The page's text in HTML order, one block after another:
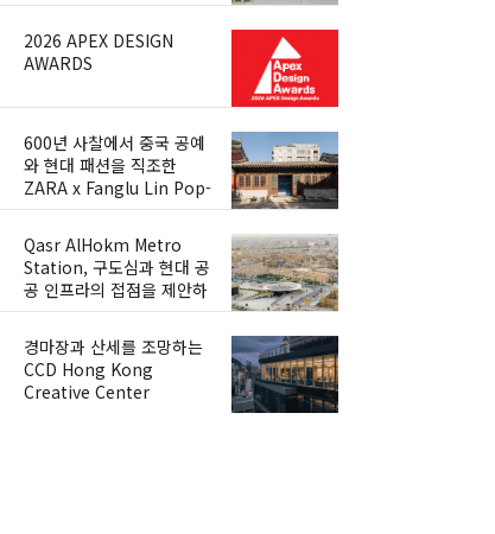
2026 APEX DESIGN
AWARDS
600년 사찰에서 중국 공예
와 현대 패션을 직조한
ZARA x Fanglu Lin Pop-
Up
Qasr AlHokm Metro
Station, 구도심과 현대 공
공 인프라의 접점을 제안하
다
경마장과 산세를 조망하는
CCD Hong Kong
Creative Center